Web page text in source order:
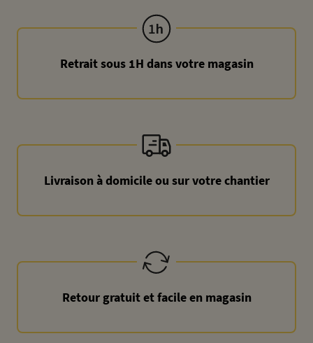
Retrait sous 1H dans votre magasin
Livraison à domicile ou sur votre chantier
Retour gratuit et facile en magasin